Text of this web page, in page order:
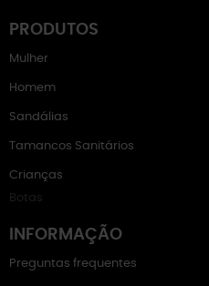
PRODUTOS
Mulher
Homem
Sandálias
Tamancos Sanitários
Crianças
Botas
INFORMAÇÃO
Preguntas frequentes